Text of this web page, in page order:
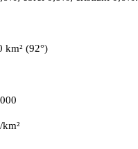
km² (92°)